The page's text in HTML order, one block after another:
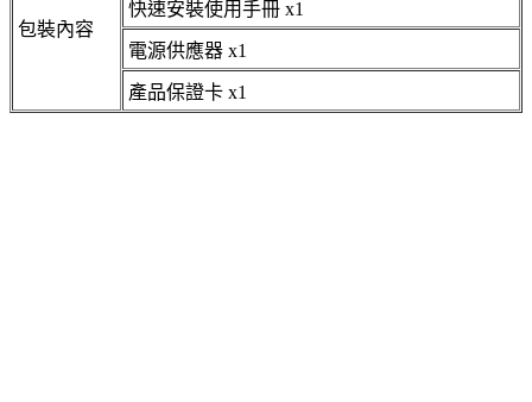
包裝內容
快速安裝使用手冊 x1
電源供應器 x1
產品保證卡 x1